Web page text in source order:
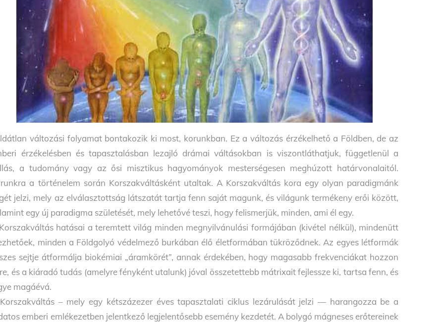
változási folyamat bontakozik ki most, korunkban. Ez a változás érzékelhető a Földben, de az
érzékelésben és tapasztalásban lezajló drámai váltásokban is viszontláthatjuk, függetlenül a
a tudomány vagy az ősi misztikus hagyományok mesterségesen meghúzott határvonalaitól.
a történelem során Korszakváltásként utaltak. A Korszakváltás kora egy olyan paradigmánk
jelzi, mely az elválasztottság látszatát tartja fenn saját magunk, és világunk termékeny erői között,
egy új paradigma születését, mely lehetővé teszi, hogy felismerjük, minden, ami él egy.
hatásai a teremtett világ minden megnyilvánulá­si formájában (kivétel nélkül), mindenütt
minden a Földgolyó védelmező burkában élő életformában tükröződnek. Az egyes létformák
sejtje átformálja biokémiai „áramkörét”, an­nak érdekében, hogy magasabb frekvenciákat hozzon
és a ki­áradó tudás (amelyre fényként utalunk) jóval összetettebb mátrixa­it fejlessze ki, tartsa fenn, és
magáévá.
– mely egy kétszázezer éves tapasztalati ciklus lezárulását jelzi — harangozza be a
emberi emlékezetben je­lentkező legjelentősebb esemény kezdetét. A bolygó mágneses erőtereinek